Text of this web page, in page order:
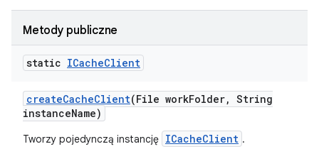
Metody publiczne
static ICacheClient
createCacheClient(File workFolder, String
instanceName)
Tworzy pojedynczą instancję ICacheClient .